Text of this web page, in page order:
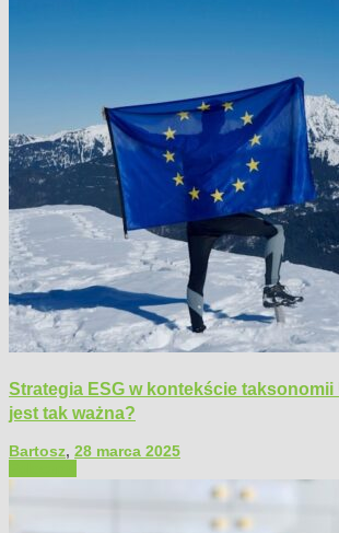
Strategia ESG w kontekście taksonomii
jest tak ważna?
Bartosz, 28 marca 2025